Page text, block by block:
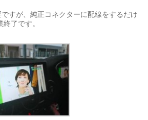
すが、純正コネクターに配線をするだけ
了です。